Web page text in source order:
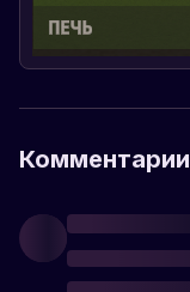
Комментарии